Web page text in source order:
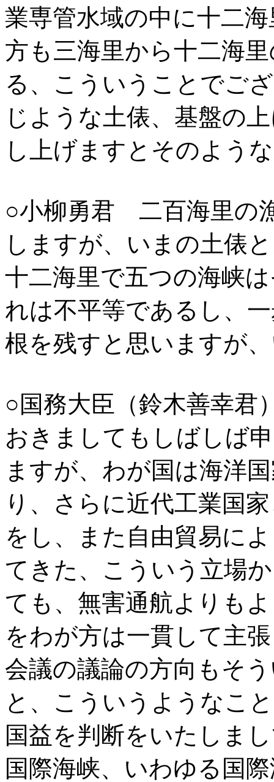
業専管水域の中に十二
方も三海里から十二海
る、こういうことでご
じような土俵、基盤の
し上げますとそのよう
○小柳勇君 二百海里の
しますが、いまの土俵
十二海里で五つの海峡
れは不平等であるし、
根を残すと思いますが
○国務大臣（鈴木善幸
おきましてもしばしば
ますが、わが国は海洋
り、さらに近代工業国
をし、また自由貿易に
てきた、こういう立場
ても、無害通航よりも
をわが方は一貫して主
会議の議論の方向もそ
と、こういうようなこ
国益を判断をいたしま
国際海峡、いわゆる国